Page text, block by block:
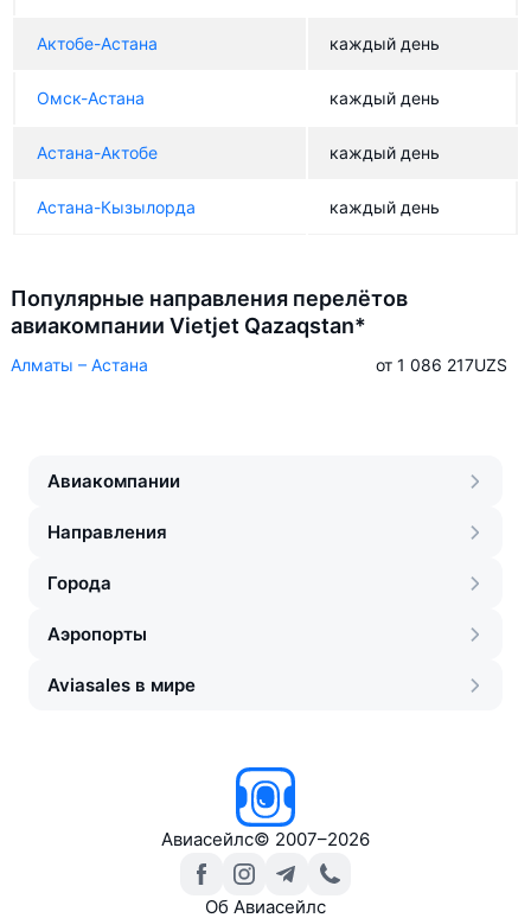
Актобе-Астана каждый день
Омск-Астана каждый день
Астана-Актобе каждый день
Астана-Кызылорда каждый день
Популярные направления перелётов
авиакомпании Vietjet Qazaqstan*
Алматы – Астана от 1 086 217UZS
Авиакомпании
Направления
Города
Аэропорты
Aviasales в мире
Авиасейлс© 2007–2026
Об Авиасейлс